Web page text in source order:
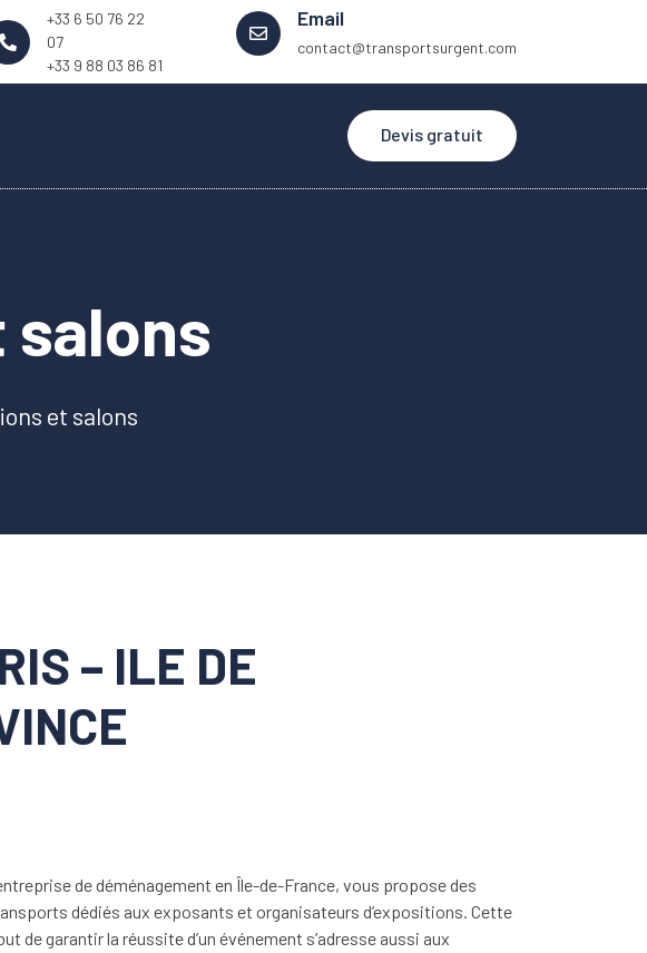
+33 6 50 76 22
07
+33 9 88 03 86 81
Email
contact@transportsurgent.com
Devis gratuit
et salons
– ILE DE
de déménagement en Île-de-France, vous propose des
dédiés aux exposants et organisateurs d’expositions. Cette
de garantir la réussite d’un événement s’adresse aussi aux